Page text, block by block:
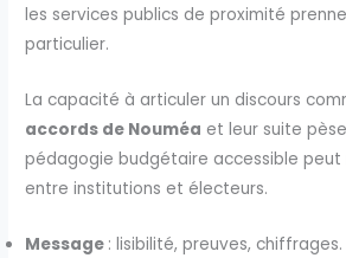
les services publics de proximité
particulier.
La capacité à articuler un discours
accords de Nouméa et leur suite
pédagogie budgétaire accessible peut
entre institutions et électeurs.
Message : lisibilité, preuves, chiffrages.